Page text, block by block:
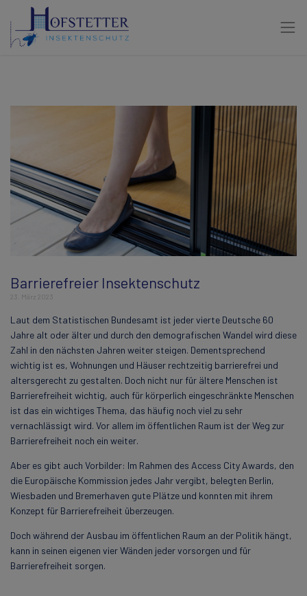
Barrierefreier Insektenschutz
23. März 2023
Laut dem Statistischen Bundesamt ist jeder vierte Deutsche 60
Jahre alt oder älter und durch den demografischen Wandel wird diese
Zahl in den nächsten Jahren weiter steigen. Dementsprechend
wichtig ist es, Wohnungen und Häuser rechtzeitig barrierefrei und
altersgerecht zu gestalten. Doch nicht nur für ältere Menschen ist
Barrierefreiheit wichtig, auch für körperlich eingeschränkte Menschen
ist das ein wichtiges Thema, das häufig noch viel zu sehr
vernachlässigt wird. Vor allem im öffentlichen Raum ist der Weg zur
Barrierefreiheit noch ein weiter.
Aber es gibt auch Vorbilder: Im Rahmen des Access City Awards, den
die Europäische Kommission jedes Jahr vergibt, belegten Berlin,
Wiesbaden und Bremerhaven gute Plätze und konnten mit ihrem
Konzept für Barrierefreiheit überzeugen.
Doch während der Ausbau im öffentlichen Raum an der Politik hängt,
kann in seinen eigenen vier Wänden jeder vorsorgen und für
Barrierefreiheit sorgen.